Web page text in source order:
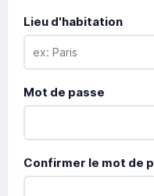
Lieu d'habitation
Mot de passe
Confirmer le mot de